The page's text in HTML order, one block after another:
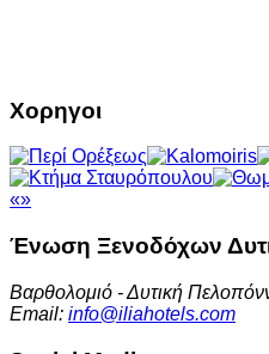
Χορηγοι
«»
Ένωση Ξενοδόχων
Βαρθολομιό - Δυτική
Email: info@iliahotels.com